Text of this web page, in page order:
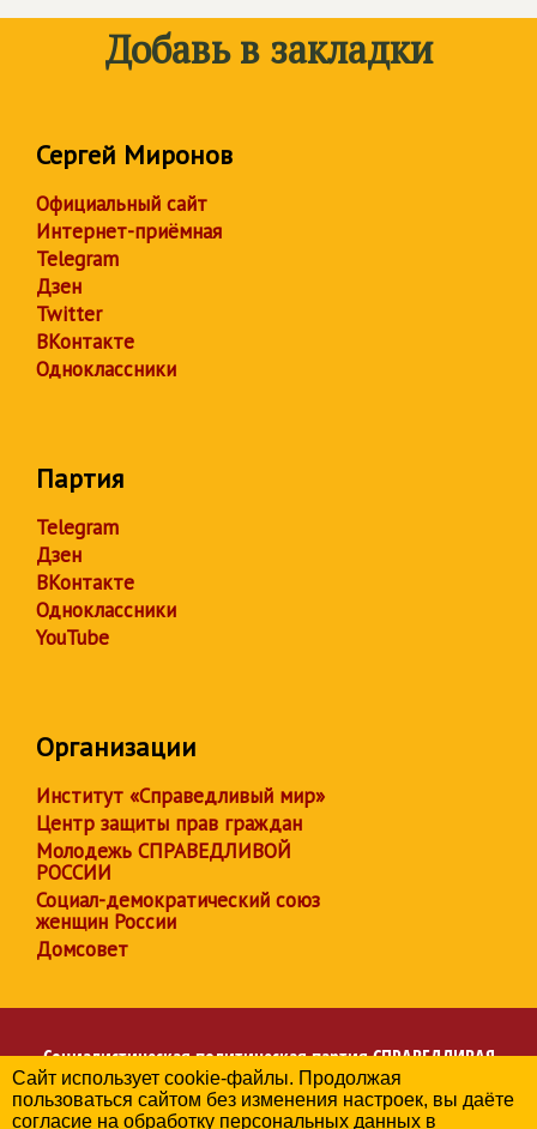
Добавь в закладки
Сергей Миронов
Официальный сайт
Интернет-приёмная
Telegram
Дзен
Twitter
ВКонтакте
Одноклассники
Партия
Telegram
Дзен
ВКонтакте
Одноклассники
YouTube
Организации
Институт «Справедливый мир»
Центр защиты прав граждан
Молодежь СПРАВЕДЛИВОЙ
РОССИИ
Социал-демократический союз
женщин России
Домсовет
Социалистическая политическая партияСПРАВЕДЛИВАЯ
РОССИЯ
Региональное отделение партии в Чувашской Республике
Сайт использует cookie-файлы. Продолжая
пользоваться сайтом без изменения настроек, вы даёте
согласие на обработку персональных данных в